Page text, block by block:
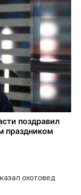
охотовед